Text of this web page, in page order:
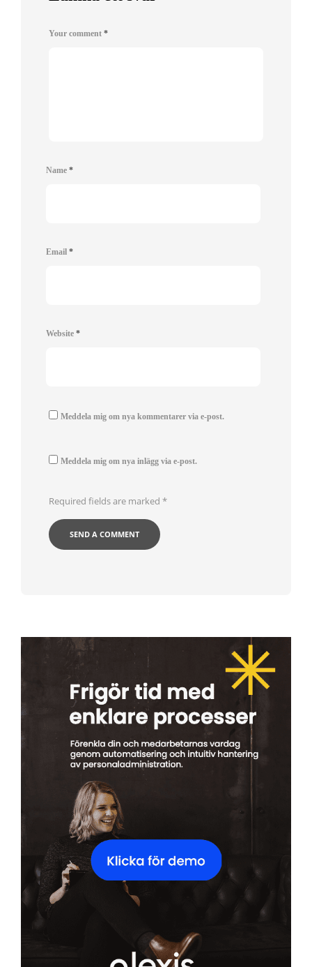
Your comment *
Name *
Email *
Website *
Meddela mig om nya kommentarer via e-post.
Meddela mig om nya inlägg via e-post.
Required fields are marked *